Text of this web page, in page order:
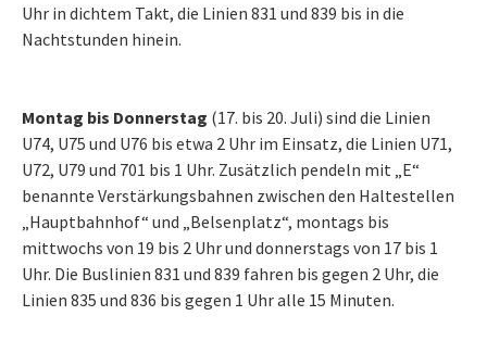
Uhr in dichtem Takt, die Linien 831 und 839 bis in die
Nachtstunden hinein.
Montag bis Donnerstag (17. bis 20. Juli) sind die Linien
U74, U75 und U76 bis etwa 2 Uhr im Einsatz, die Linien U71,
U72, U79 und 701 bis 1 Uhr. Zusätzlich pendeln mit „E“
benannte Verstärkungsbahnen zwischen den Haltestellen
„Hauptbahnhof“ und „Belsenplatz“, montags bis
mittwochs von 19 bis 2 Uhr und donnerstags von 17 bis 1
Uhr. Die Buslinien 831 und 839 fahren bis gegen 2 Uhr, die
Linien 835 und 836 bis gegen 1 Uhr alle 15 Minuten.